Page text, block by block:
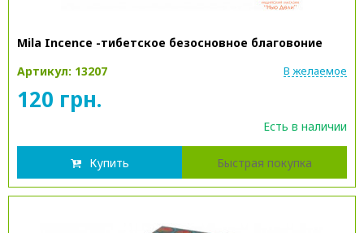
Mila Incence -тибетское безосновное благовоние
Артикул: 13207
В желаемое
120 грн.
Есть в наличии
Купить Быстрая покупка